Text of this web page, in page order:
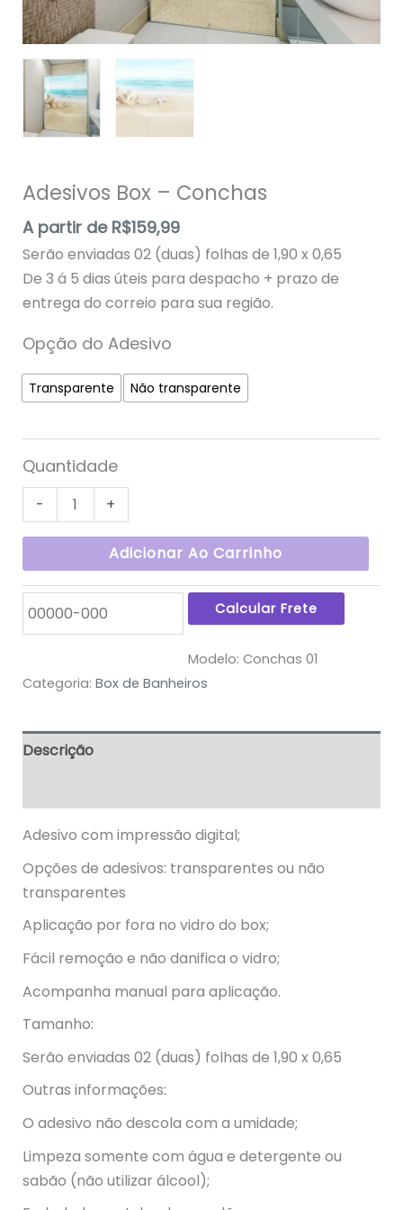
Adesivos Box – Conchas
A partir de R$159,99
Serão enviadas 02 (duas) folhas de 1,90 x 0,65
De 3 á 5 dias úteis para despacho + prazo de
entrega do correio para sua região.
Opção do Adesivo
Transparente Não transparente
Quantidade
- +
Adicionar Ao Carrinho
Modelo:Conchas 01
Categoria: Box de Banheiros
Descrição
Adesivo com impressão digital;
Opções de adesivos: transparentes ou não
transparentes
Aplicação por fora no vidro do box;
Fácil remoção e não danifica o vidro;
Acompanha manual para aplicação.
Tamanho:
Serão enviadas 02 (duas) folhas de 1,90 x 0,65
Outras informações:
O adesivo não descola com a umidade;
Limpeza somente com água e detergente ou
sabão (não utilizar álcool);